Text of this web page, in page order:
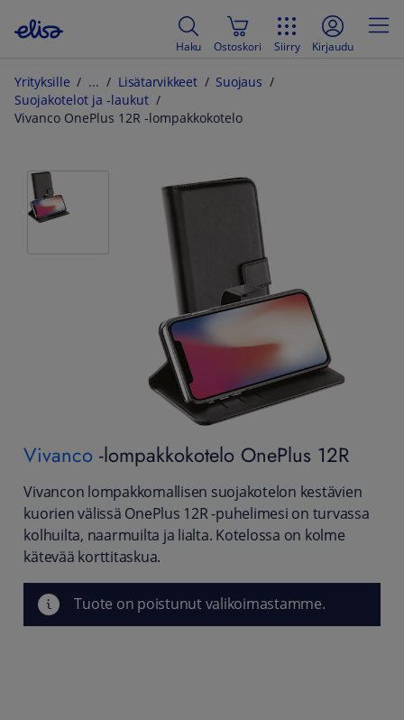
Haku Ostoskori Siirry Kirjaudu
Yrityksille Lisätarvikkeet
Suojaus
Suojakotelot ja -laukut
Vivanco OnePlus 12R -lompakkokotelo
Vivanco -lompakkokotelo OnePlus 12R
Vivancon lompakkomallisen suojakotelon kestävien
kuorien välissä OnePlus 12R -puhelimesi on turvassa
kolhuilta, naarmuilta ja lialta. Kotelossa on kolme
kätevää korttitaskua.
Tuote on poistunut valikoimastamme.